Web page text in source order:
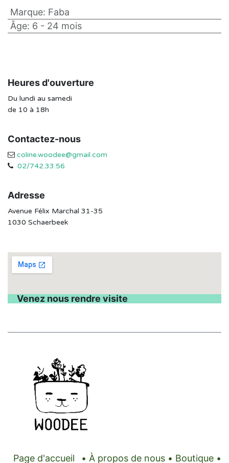
Marque: Faba
Âge: 6 - 24 mois
Heures d'ouverture
Du lundi au samedi
de 10 à 18h
Contactez-nous
coline.woodee@gmail.com
02/742.33.56
Adresse
Avenue Félix Marchal 31-35
1030 Schaerbeek
Venez nous rendre visite
Page d'accueil • À propos de nous • Boutique •